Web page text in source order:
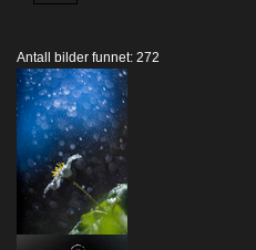
Antall bilder funnet: 272